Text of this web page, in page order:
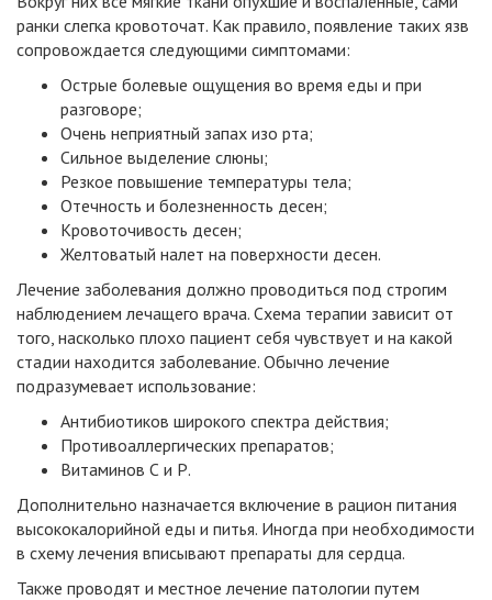
ранки слегка кровоточат. Как правило, появление таких язв
сопровождается следующими симптомами:
Острые болевые ощущения во время еды и при
разговоре;
Очень неприятный запах изо рта;
Сильное выделение слюны;
Резкое повышение температуры тела;
Отечность и болезненность десен;
Кровоточивость десен;
Желтоватый налет на поверхности десен.
Лечение заболевания должно проводиться под строгим
наблюдением лечащего врача. Схема терапии зависит от
того, насколько плохо пациент себя чувствует и на какой
стадии находится заболевание. Обычно лечение
подразумевает использование:
Антибиотиков широкого спектра действия;
Противоаллергических препаратов;
Витаминов С и Р.
Дополнительно назначается включение в рацион питания
высококалорийной еды и питья. Иногда при необходимости
в схему лечения вписывают препараты для сердца.
Также проводят и местное лечение патологии путем